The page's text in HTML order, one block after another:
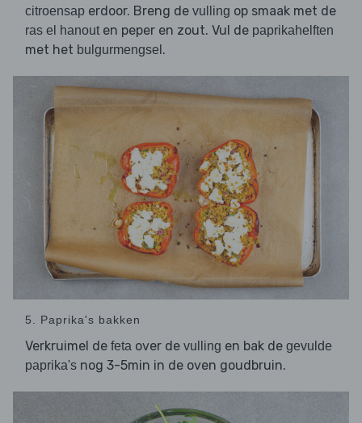
citroensap erdoor. Breng de vulling op smaak met de
ras el hanout en peper en zout. Vul de paprikahelften
met het bulgurmengsel .
5. Paprika's bakken
Verkruimel de feta over de vulling en bak de gevulde
paprika's nog 3-5min in de oven goudbruin.